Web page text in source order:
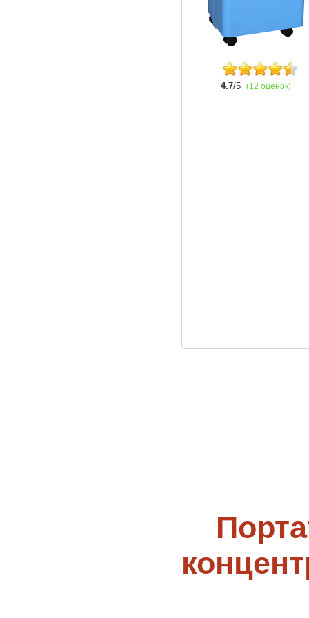
4.7/5 (12 оценок)